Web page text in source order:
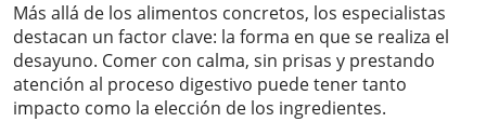
Más allá de los alimentos concretos, los especialistas
destacan un factor clave: la forma en que se realiza el
desayuno. Comer con calma, sin prisas y prestando
atención al proceso digestivo puede tener tanto
impacto como la elección de los ingredientes.